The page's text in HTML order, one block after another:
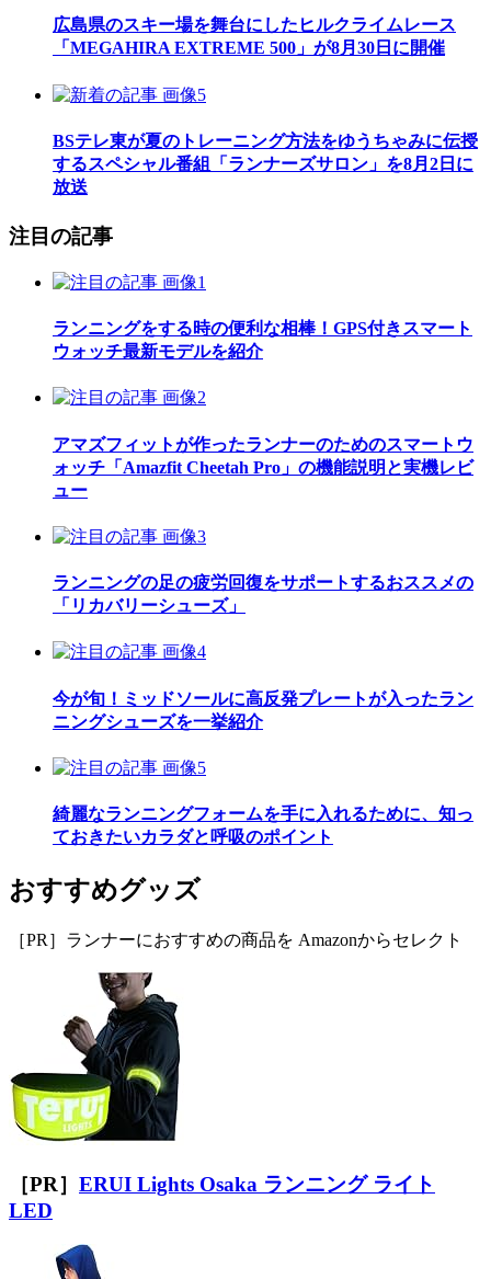
広島県のスキー場を舞台にしたヒルクライムレース
「MEGAHIRA EXTREME 500」が8月30日に開催
BSテレ東が夏のトレーニング方法をゆうちゃみに伝授
するスペシャル番組「ランナーズサロン」を8月2日に
放送
注目の記事
ランニングをする時の便利な相棒！GPS付きスマート
ウォッチ最新モデルを紹介
アマズフィットが作ったランナーのためのスマートウ
ォッチ「Amazfit Cheetah Pro」の機能説明と実機レビ
ュー
ランニングの足の疲労回復をサポートするおススメの
「リカバリーシューズ」
今が旬！ミッドソールに高反発プレートが入ったラン
ニングシューズを一挙紹介
綺麗なランニングフォームを手に入れるために、知っ
ておきたいカラダと呼吸のポイント
おすすめグッズ
［PR］ランナーにおすすめの商品を Amazonからセレクト
［PR］ ERUI Lights Osaka ランニング ライト
LED